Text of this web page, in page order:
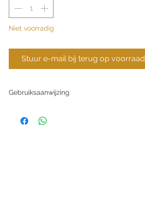
Niet voorradig
Stuur e-mail bij terug op voorraad
Gebruiksaanwijzing